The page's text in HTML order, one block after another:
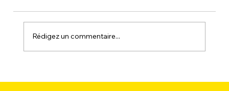
Rédigez un commentaire...